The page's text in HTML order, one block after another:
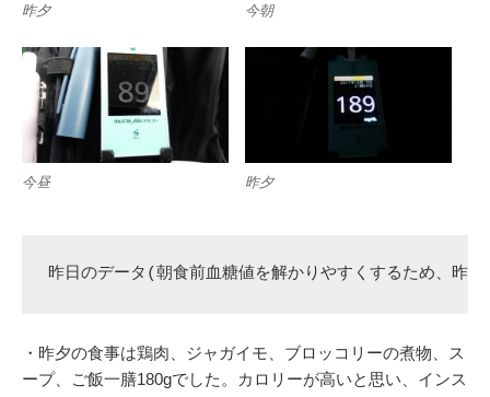
昨夕 今朝
今昼 昨夕
昨日のデータ(朝食前血糖値を解かりやすくするため、昨
・昨夕の食事は鶏肉、ジャガイモ、ブロッコリーの煮物、ス
ープ、ご飯一膳180gでした。カロリーが高いと思い、インス